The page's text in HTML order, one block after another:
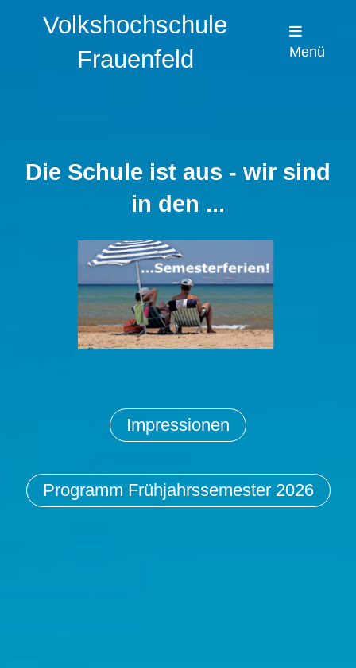
Volkshochschule
Frauenfeld
Menü
Die Schule ist aus - wir sind
in den ...
Impressionen
Programm Frühjahrssemester 2026